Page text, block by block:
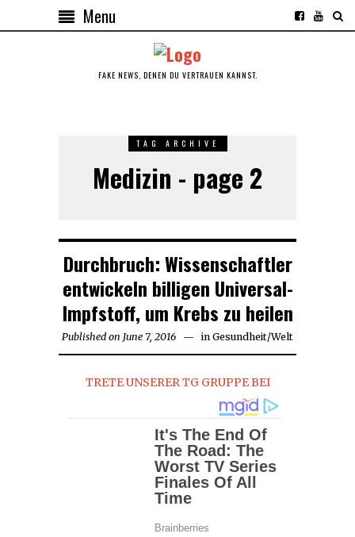
Menu
FAKE NEWS, DENEN DU VERTRAUEN KANNST.
TAG ARCHIVE
Medizin - page 2
Durchbruch: Wissenschaftler
entwickeln billigen Universal-
Impfstoff, um Krebs zu heilen
Published on June 7, 2016 in Gesundheit/Welt
TRETE UNSERER TG GRUPPE BEI